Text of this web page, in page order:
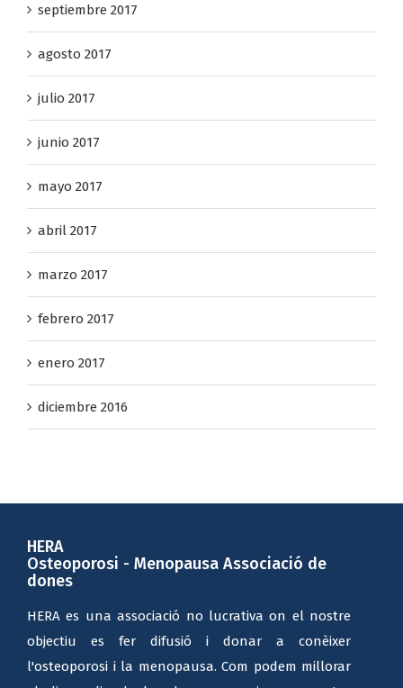
septiembre 2017
agosto 2017
julio 2017
junio 2017
mayo 2017
abril 2017
marzo 2017
febrero 2017
enero 2017
diciembre 2016
HERA
Osteoporosi - Menopausa Associació de
dones
HERA es una associació no lucrativa on el nostre
objectiu es fer difusió i donar a conèixer
l'osteoporosi i la menopausa. Com podem millorar